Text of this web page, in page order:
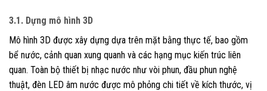
3.1. Dựng mô hình 3D
Mô hình 3D được xây dựng dựa trên mặt bằng thực tế, bao gồm
bể nước, cảnh quan xung quanh và các hạng mục kiến trúc liên
quan. Toàn bộ thiết bị nhạc nước như vòi phun, đầu phun nghệ
thuật, đèn LED âm nước được mô phỏng chi tiết về kích thước, vị